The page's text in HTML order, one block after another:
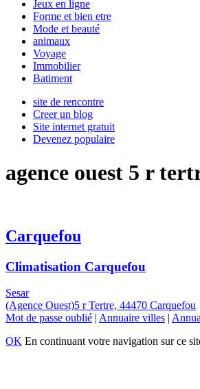
Jeux en ligne
Forme et bien etre
Mode et beauté
animaux
Voyage
Immobilier
Batiment
site de rencontre
Creer un blog
Site internet gratuit
Devenez populaire
agence ouest 5 r
Carquefou
Climatisation Carquefou
Sesar
(Agence Ouest)5 r Tertre, 44470 Carquefou
Mot de passe oublié | Annuaire villes |
OK En continuant votre navigation sur ce